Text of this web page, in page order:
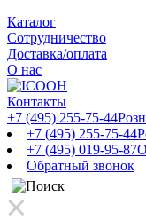
Каталог
Сотрудничество
Доставка/оплата
О нас
Контакты
+7 (495) 255-75-44
+7 (495) 255-75-44
+7 (495) 019-95-87
Обратный звонок